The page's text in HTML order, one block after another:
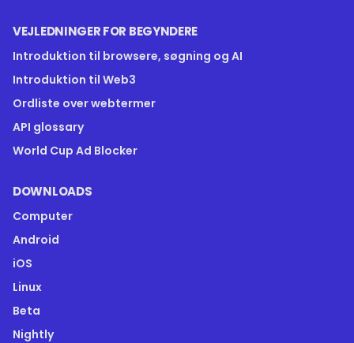
VEJLEDNINGER FOR BEGYNDERE
Introduktion til browsere, søgning og AI
Introduktion til Web3
Ordliste over webtermer
API glossary
World Cup Ad Blocker
DOWNLOADS
Computer
Android
iOS
Linux
Beta
Nightly